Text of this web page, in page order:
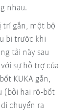
nhau.
trí gắn, một bộ
bi trước khi
tải này sau
sự hỗ trợ của
KUKA gắn,
(bởi hai rô-bốt
chuyển ra